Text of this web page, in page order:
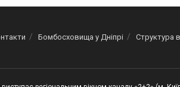
Бомбосховища у Дніпрі Структура